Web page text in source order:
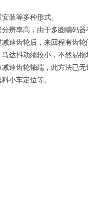
装等多种形式。
辨率高，由于多圈编码
速齿轮后，来回程有齿
达抖动须较小，不然易损
速齿轮轴端，此方法已
小车定位等。